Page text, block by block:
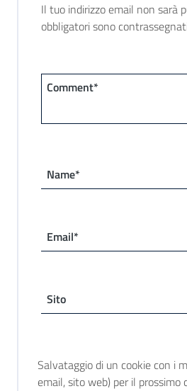
Il tuo indirizzo email non sarà
obbligatori sono
Comment*
Name*
Email*
Sito
Salvataggio di un cookie con i
email, sito web) per il prossimo